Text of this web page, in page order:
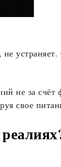
устраняет.
не за счёт
свое